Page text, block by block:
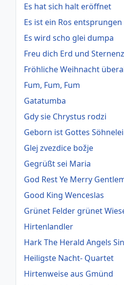
Es hat sich halt eröffnet
Es ist ein Ros entsprungen
Es wird scho glei dumpa
Freu dich Erd und
Fröhliche Weihnacht
Fum, Fum, Fum
Gatatumba
Gdy sie Chrystus rodzi
Geborn ist Gottes
Glej zvezdice božje
Gegrüßt sei Maria
God Rest Ye Merry
Good King Wenceslas
Grünet Felder grünet
Hirtenlandler
Hark The Herald Angels
Heiligste Nacht- Quartet
Hirtenweise aus Gmünd